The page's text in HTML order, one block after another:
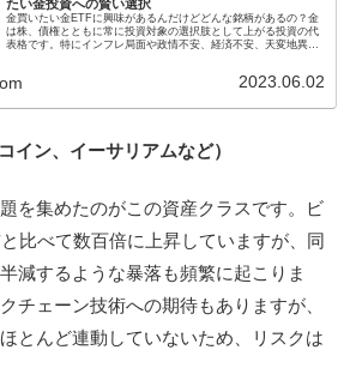
たい金投資への賢い選択
金買いたい金ETFに興味があるんだけどどんな銘柄があるの？金
は株、債権とともに常に投資対象の選択肢として上がる投資の代
表格です。特にインフレ局面や政情不安、経済不安、天変地異の
2023.06.02
イン、イーサリアムなど）
を集めたのがこの資産クラスです。ビ
比べて数百倍に上昇していますが、同
減するような暴落も頻繁に起こりま
チェーン技術への期待もありますが、
とんど連動していないため、リスクは